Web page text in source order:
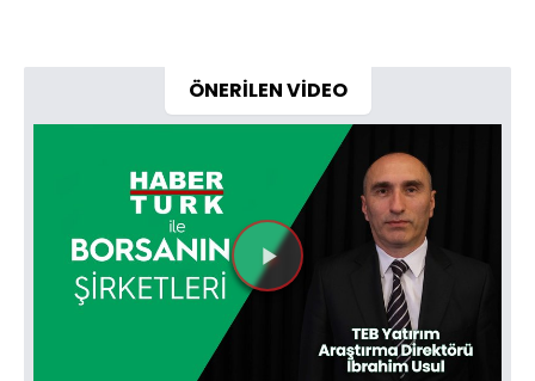
ÖNERİLEN VİDEO
Videoyu